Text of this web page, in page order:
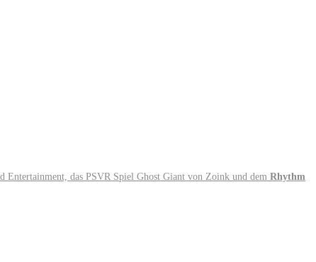
Entertainment, das PSVR Spiel Ghost Giant von Zoink und dem Rhythm